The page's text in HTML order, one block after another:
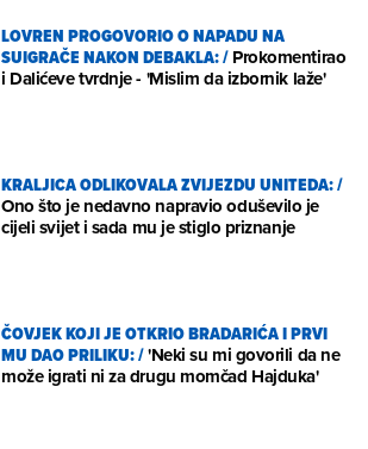
LOVREN PROGOVORIO O NAPADU NA
SUIGRAČE NAKON DEBAKLA:/Prokomentirao
i Dalićeve tvrdnje - 'Mislim da izbornik laže'
KRALJICA ODLIKOVALA ZVIJEZDU UNITEDA:/
Ono što je nedavno napravio oduševilo je
cijeli svijet i sada mu je stiglo priznanje
ČOVJEK KOJI JE OTKRIO BRADARIĆA I PRVI
MU DAO PRILIKU:/'Neki su mi govorili da ne
može igrati ni za drugu momčad Hajduka'